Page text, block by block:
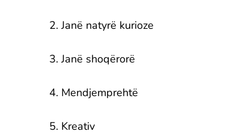
2. Janë natyrë kurioze
3. Janë shoqërorë
4. Mendjemprehtë
5. Kreativ